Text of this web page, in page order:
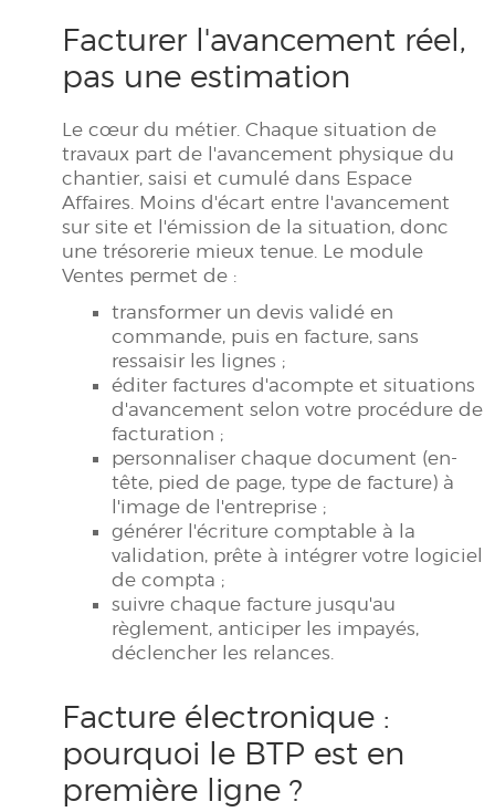
Facturer l'avancement réel,
pas une estimation
Le cœur du métier. Chaque situation de
travaux part de l'avancement physique du
chantier, saisi et cumulé dans Espace
Affaires. Moins d'écart entre l'avancement
sur site et l'émission de la situation, donc
une trésorerie mieux tenue. Le module
Ventes permet de :
transformer un devis validé en
commande, puis en facture, sans
ressaisir les lignes ;
éditer factures d'acompte et situations
d'avancement selon votre procédure de
facturation ;
personnaliser chaque document (en-
tête, pied de page, type de facture) à
l'image de l'entreprise ;
générer l'écriture comptable à la
validation, prête à intégrer votre logiciel
de compta ;
suivre chaque facture jusqu'au
règlement, anticiper les impayés,
déclencher les relances.
Facture électronique :
pourquoi le BTP est en
première ligne ?